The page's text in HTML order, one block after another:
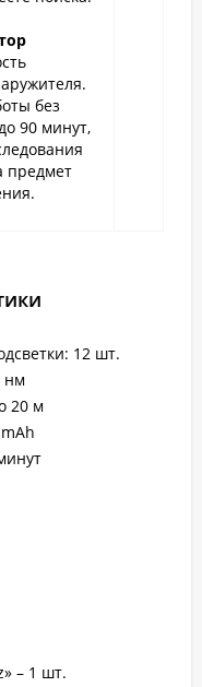
без
90 минут,
предмет
12 шт.
нм
20 м
– 1 шт.